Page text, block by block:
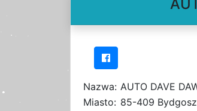
Nazwa: AUTO DAVE
Miasto: 85-409